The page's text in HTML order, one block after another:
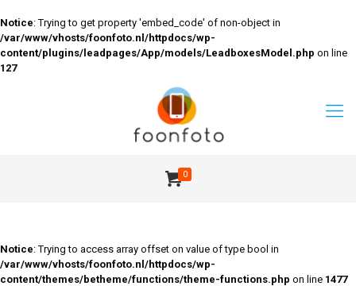
Notice: Trying to get property 'embed_code' of non-object in
/var/www/vhosts/foonfoto.nl/httpdocs/wp-
content/plugins/leadpages/App/models/LeadboxesModel.php on line
127
0
Notice: Trying to access array offset on value of type bool in
/var/www/vhosts/foonfoto.nl/httpdocs/wp-
content/themes/betheme/functions/theme-functions.php on line 1477